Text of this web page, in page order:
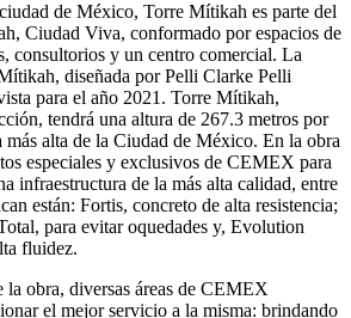
de México, Torre Mítikah es parte del
Ciudad Viva, conformado por espacios de
consultorios y un centro comercial. La
diseñada por Pelli Clarke Pelli
para el año 2021. Torre Mítikah,
tendrá una altura de 267.3 metros por
más alta de la Ciudad de México. En la obra
especiales y exclusivos de CEMEX para
infraestructura de la más alta calidad, entre
están: Fortis, concreto de alta resistencia;
para evitar oquedades y, Evolution
fluidez.
la obra, diversas áreas de CEMEX
el mejor servicio a la misma: brindando